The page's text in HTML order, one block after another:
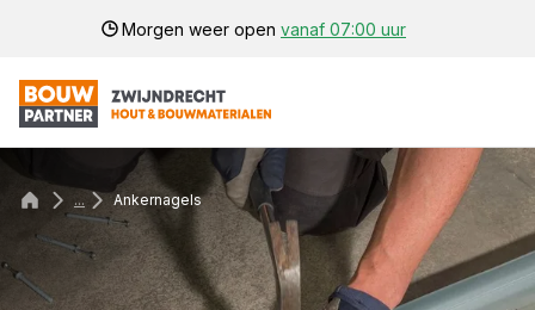
Morgen weer open vanaf 07:00 uur
... Ankernagels